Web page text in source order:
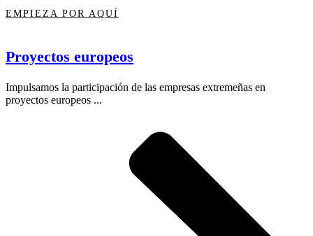
EMPIEZA POR AQUÍ
Proyectos europeos
Impulsamos la participación de las empresas extremeñas en
proyectos europeos ...